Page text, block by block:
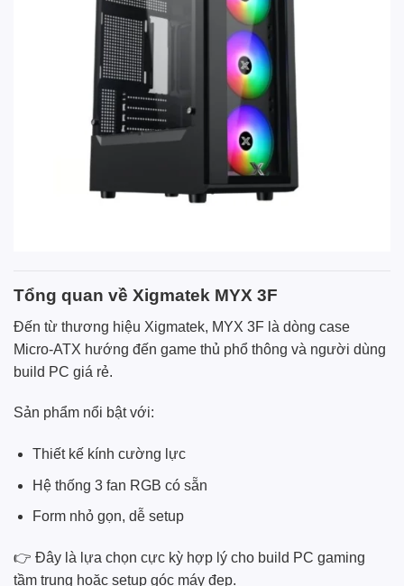
Tổng quan về Xigmatek MYX 3F
Đến từ thương hiệu Xigmatek, MYX 3F là dòng case
Micro-ATX hướng đến game thủ phổ thông và người dùng
build PC giá rẻ.
Sản phẩm nổi bật với:
Thiết kế kính cường lực
Hệ thống 3 fan RGB có sẵn
Form nhỏ gọn, dễ setup
👉 Đây là lựa chọn cực kỳ hợp lý cho build PC gaming
tầm trung hoặc setup góc máy đẹp.